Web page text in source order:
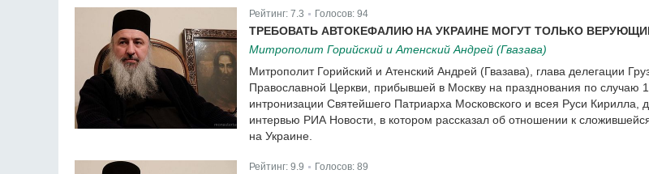
Рейтинг: 7.3 Голосов: 94
ТРЕБОВАТЬ АВТОКЕФАЛИЮ НА УКРАИНЕ МОГУТ ТОЛЬКО
Митрополит Горийский и Атенский Андрей (Гвазава)
Митрополит Горийский и Атенский Андрей (Гвазава), глава делегации
Православной Церкви, прибывшей в Москву на празднования по случаю
интронизации Святейшего Патриарха Московского и всея Руси Кирилла,
интервью РИА Новости, в котором рассказал об отношении к
на Украине.
Рейтинг: 9.9 Голосов: 89